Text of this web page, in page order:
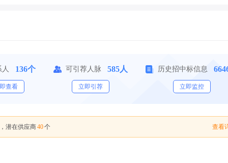
136个
查看
可引荐人脉 585人
立即引荐
历史招中标信息
立即监控
潜在供应商40个 查看